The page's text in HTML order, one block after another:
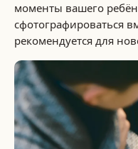
моменты вашего
сфотографироваться
рекомендуется для